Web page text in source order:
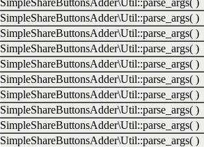
SimpleShareButtonsAdder\Util::parse_args( )
SimpleShareButtonsAdder\Util::parse_args( )
SimpleShareButtonsAdder\Util::parse_args( )
SimpleShareButtonsAdder\Util::parse_args( )
SimpleShareButtonsAdder\Util::parse_args( )
SimpleShareButtonsAdder\Util::parse_args( )
SimpleShareButtonsAdder\Util::parse_args( )
SimpleShareButtonsAdder\Util::parse_args( )
SimpleShareButtonsAdder\Util::parse_args( )
SimpleShareButtonsAdder\Util::parse_args( )